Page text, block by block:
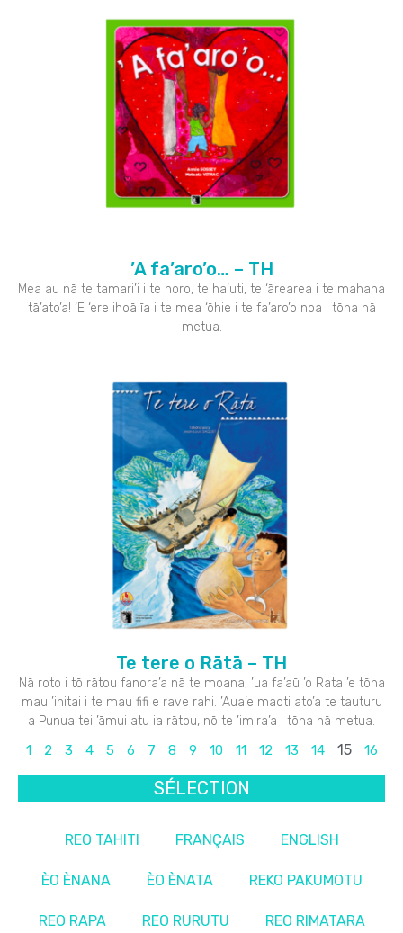
’A fa’aro’o… – TH
Mea au nā te tamari’i i te horo, te ha’uti, te ‘ārearea i te mahana
tā’ato’a! ‘E ‘ere ihoā īa i te mea ‘ōhie i te fa’aro’o noa i tōna nā
metua.
Te tere o Rātā – TH
Nā roto i tō rātou fanora’a nā te moana, ’ua fa’aū ’o Rata ’e tōna
mau ’ihitai i te mau fifi e rave rahi. ’Aua’e maoti ato’a te tauturu
a Punua tei ’āmui atu ia rātou, nō te ’imira’a i tōna nā metua.
1 2 3 4 5 6 7 8 9 10 11 12 13 14 15 16
SÉLECTION
REO TAHITI FRANÇAIS ENGLISH
ÈO ÈNANA ÈO ÈNATA REKO PAKUMOTU
REO RAPA REO RURUTU REO RIMATARA